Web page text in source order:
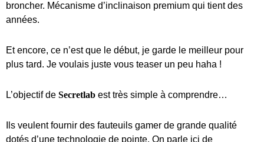
broncher. Mécanisme d’inclinaison premium qui tient des
années.
Et encore, ce n’est que le début, je garde le meilleur pour
plus tard. Je voulais juste vous teaser un peu haha !
L’objectif de Secretlab est très simple à comprendre…
Ils veulent fournir des fauteuils gamer de grande qualité
dotés d’une technologie de pointe. On parle ici de